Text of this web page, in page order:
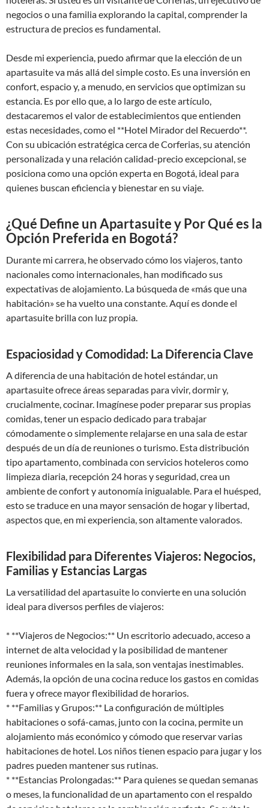
negocios o una familia explorando la capital, comprender la
estructura de precios es fundamental.
Desde mi experiencia, puedo afirmar que la elección de un
apartasuite va más allá del simple costo. Es una inversión en
confort, espacio y, a menudo, en servicios que optimizan su
estancia. Es por ello que, a lo largo de este artículo,
destacaremos el valor de establecimientos que entienden
estas necesidades, como el **Hotel Mirador del Recuerdo**.
Con su ubicación estratégica cerca de Corferias, su atención
personalizada y una relación calidad-precio excepcional, se
posiciona como una opción experta en Bogotá, ideal para
quienes buscan eficiencia y bienestar en su viaje.
¿Qué Define un Apartasuite y Por Qué es la
Opción Preferida en Bogotá?
Durante mi carrera, he observado cómo los viajeros, tanto
nacionales como internacionales, han modificado sus
expectativas de alojamiento. La búsqueda de «más que una
habitación» se ha vuelto una constante. Aquí es donde el
apartasuite brilla con luz propia.
Espaciosidad y Comodidad: La Diferencia Clave
A diferencia de una habitación de hotel estándar, un
apartasuite ofrece áreas separadas para vivir, dormir y,
crucialmente, cocinar. Imagínese poder preparar sus propias
comidas, tener un espacio dedicado para trabajar
cómodamente o simplemente relajarse en una sala de estar
después de un día de reuniones o turismo. Esta distribución
tipo apartamento, combinada con servicios hoteleros como
limpieza diaria, recepción 24 horas y seguridad, crea un
ambiente de confort y autonomía inigualable. Para el huésped,
esto se traduce en una mayor sensación de hogar y libertad,
aspectos que, en mi experiencia, son altamente valorados.
Flexibilidad para Diferentes Viajeros: Negocios,
Familias y Estancias Largas
La versatilidad del apartasuite lo convierte en una solución
ideal para diversos perfiles de viajeros:
* **Viajeros de Negocios:** Un escritorio adecuado, acceso a
internet de alta velocidad y la posibilidad de mantener
reuniones informales en la sala, son ventajas inestimables.
Además, la opción de una cocina reduce los gastos en comidas
fuera y ofrece mayor flexibilidad de horarios.
* **Familias y Grupos:** La configuración de múltiples
habitaciones o sofá-camas, junto con la cocina, permite un
alojamiento más económico y cómodo que reservar varias
habitaciones de hotel. Los niños tienen espacio para jugar y los
padres pueden mantener sus rutinas.
* **Estancias Prolongadas:** Para quienes se quedan semanas
o meses, la funcionalidad de un apartamento con el respaldo